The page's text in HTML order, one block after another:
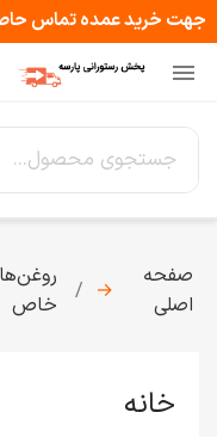
جهت خرید عمده تماس

صفحه
اصلی
→
خاص
خانه